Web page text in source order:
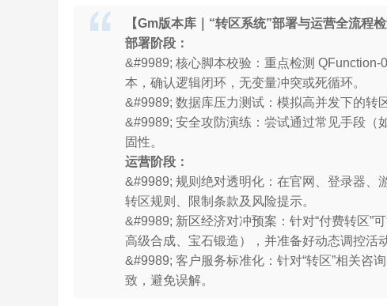
【Gm版本库｜“转区系统”部署与运营全流程检
部署阶段：
&#9989; 核心脚本校验：重点检测
本，确认逻辑闭环，无变量冲突或死循环。
&#9989; 数据库压力测试：模拟高并发下的转
&#9989; 安全攻防演练：尝试通过常见手段（
固性。
运营阶段：
&#9989; 规则绝对透明化：在官网、登录器、
转区规则、限制条款及风险提示。
&#9989; 新区经济对冲预案：针对“付费转区”
高级合成、宝石锻造），并准备好动态调控活动
&#9989; 客户服务标准化：针对“转区”相关咨
致，避免误解。